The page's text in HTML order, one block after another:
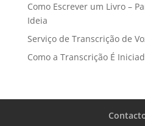
Como Escrever um Livro –
Ideia
Serviço de Transcrição de
Como a Transcrição É